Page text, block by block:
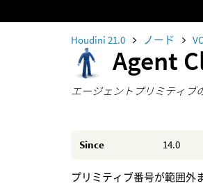
Houdini 21.0 ノード
Agent
エージェントプリミティブ
Since 14.0
プリミティブ番号が範囲外